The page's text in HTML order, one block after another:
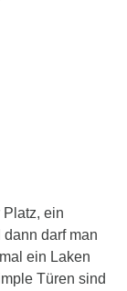
Platz, ein
dann darf man
ein Laken
Türen sind